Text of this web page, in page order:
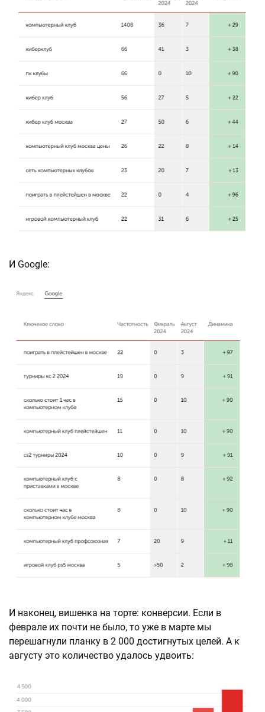
И Google:
И наконец, вишенка на торте: конверсии. Если в
феврале их почти не было, то уже в марте мы
перешагнули планку в 2 000 достигнутых целей. А к
августу это количество удалось удвоить: